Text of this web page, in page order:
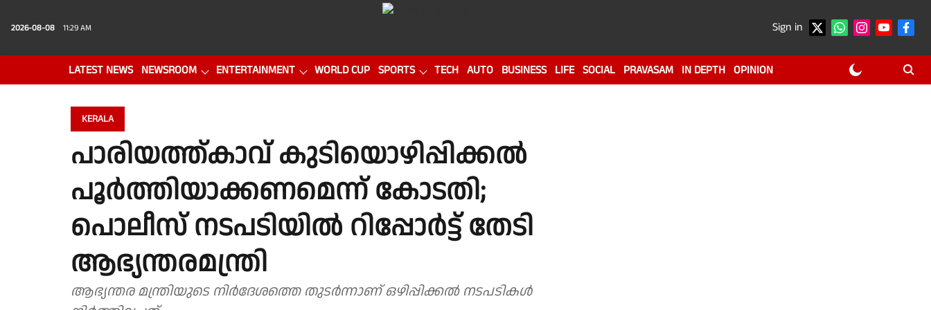
2026-08-08 11:29 AM Sign in
LATEST NEWS NEWSROOM ENTERTAINMENT WORLD CUP SPORTS TECH AUTO BUSINESS LIFE SOCIAL PRAVASAM IN DEPTH OPINION
KERALA
പാരിയത്ത്കാവ് കുടിയൊഴിപ്പിക്കൽ
പൂർത്തിയാക്കണമെന്ന് കോടതി;
പൊലീസ് നടപടിയിൽ റിപ്പോർട്ട് തേടി
ആഭ്യന്തരമന്ത്രി
ആഭ്യന്തര മന്ത്രിയുടെ നിർദേശത്തെ തുടർന്നാണ് ഒഴിപ്പിക്കൽ നടപടികൾ